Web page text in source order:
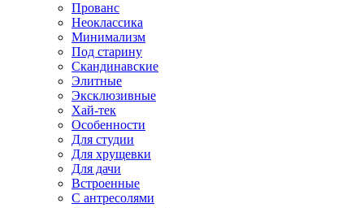
Прованс
Неоклассика
Минимализм
Под старину
Скандинавские
Элитные
Эксклюзивные
Хай-тек
Особенности
Для студии
Для хрущевки
Для дачи
Встроенные
С антресолями